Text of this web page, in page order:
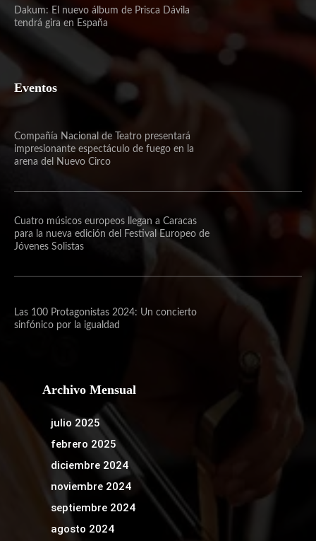
Dakum: El nuevo álbum de Prisca Dávila
tendrá gira en España
Eventos
Compañía Nacional de Teatro presentará
impresionante espectáculo de fuego en la
arena del Nuevo Circo
Cuatro músicos europeos llegan a Caracas
para la nueva edición del Festival Europeo de
Jóvenes Solistas
Las 100 Protagonistas 2024: Un concierto
sinfónico por la igualdad
Archivo Mensual
julio 2025
febrero 2025
diciembre 2024
noviembre 2024
septiembre 2024
agosto 2024